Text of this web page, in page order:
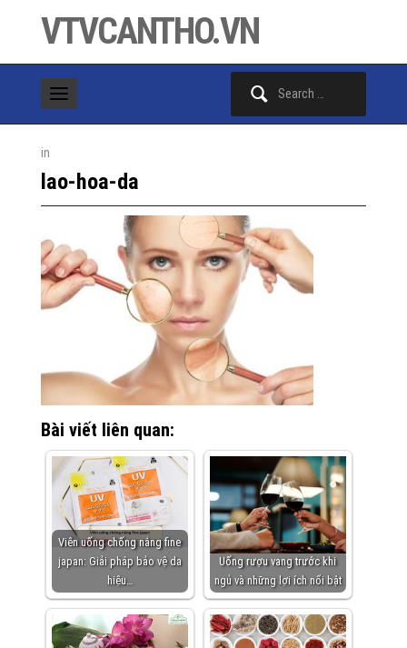
VTVCANTHO.VN
in
lao-hoa-da
Bài viết liên quan:
Viên uống chống nắng fine
japan: Giải pháp bảo vệ da
hiệu…
Uống rượu vang trước khi
ngủ và những lợi ích nổi bật